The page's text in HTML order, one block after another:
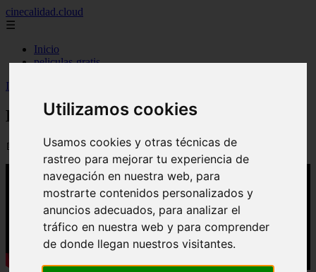
Utilizamos cookies
Usamos cookies y otras técnicas de
rastreo para mejorar tu experiencia de
navegación en nuestra web, para
mostrarte contenidos personalizados y
anuncios adecuados, para analizar el
tráfico en nuestra web y para comprender
de donde llegan nuestros visitantes.
cinecalidad.cloud
☰
Inicio
peliculas-gratis
Inicio
El practicante (2026) - Final Explicado
📅 10/09/2025